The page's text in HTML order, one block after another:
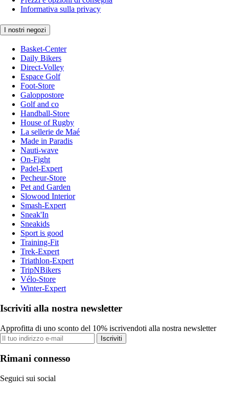
Informativa sulla privacy
I nostri negozi
Basket-Center
Daily Bikers
Direct-Volley
Espace Golf
Foot-Store
Galoppostore
Golf and co
Handball-Store
House of Rugby
La sellerie de Maé
Made in Paradis
Nauti-wave
On-Fight
Padel-Expert
Pecheur-Store
Pet and Garden
Slowood Interior
Smash-Expert
Sneak'In
Sneakids
Sport is good
Training-Fit
Trek-Expert
Triathlon-Expert
TripNBikers
Vélo-Store
Winter-Expert
Iscriviti alla nostra newsletter
Approfitta di uno sconto del 10% iscrivendoti alla nostra newsletter
Iscriviti
Rimani connesso
Seguici sui social